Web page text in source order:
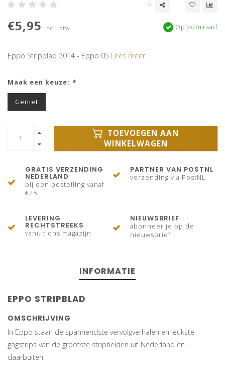
€5,95 Incl. btw Op voorraad
Eppo Stripblad 2014 - Eppo 05 Lees meer..
Maak een keuze: *
Geniet
TOEVOEGEN AAN
WINKELWAGEN
GRATIS VERZENDING
NEDERLAND
bij een bestelling vanaf
€25
PARTNER VAN POSTNL
verzending via PostNL
LEVERING
RECHTSTREEKS
vanuit ons magazijn
NIEUWSBRIEF
abonneer je op de
nieuwsbrief
INFORMATIE
EPPO STRIPBLAD
OMSCHRIJVING
In Eppo staan de spannendste vervolgverhalen en leukste
gagstrips van de grootste striphelden uit Nederland en
daarbuiten.